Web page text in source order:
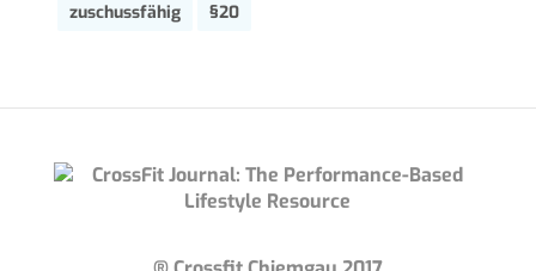
zuschussfähig
§20